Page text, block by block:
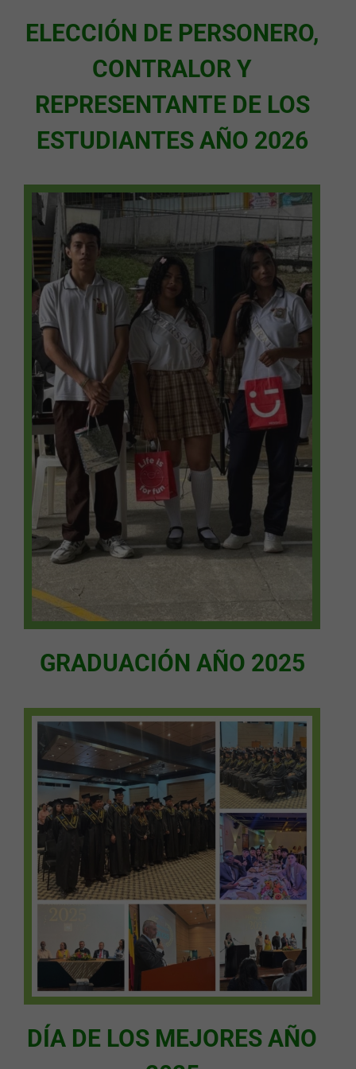
ELECCIÓN DE PERSONERO,
CONTRALOR Y
REPRESENTANTE DE LOS
ESTUDIANTES AÑO 2026
GRADUACIÓN AÑO 2025
DÍA DE LOS MEJORES AÑO